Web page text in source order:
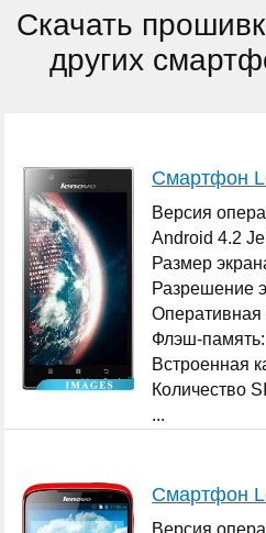
Скачать
других
Смартфон
Версия
Android 4.2
Размер
Разрешение
Оперативная
Флэш-
Встроенная
Количество
...
Смартфон
Версия